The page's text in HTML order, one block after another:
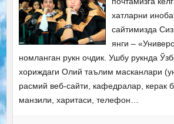
хатларни
сайтимизда
янги –
номланган рукн очдик. Ушбу рукнда
хориждаги Олий таълим масканлари
расмий веб-сайти, кафедралар, керак
манзили, харитаси, телефон…